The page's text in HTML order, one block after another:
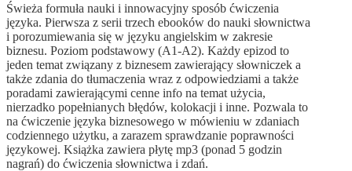
Świeża formuła nauki i innowacyjny sposób ćwiczenia
języka. Pierwsza z serii trzech ebooków do nauki słownictwa
i porozumiewania się w języku angielskim w zakresie
biznesu. Poziom podstawowy (A1-A2). Każdy epizod to
jeden temat związany z biznesem zawierający słowniczek a
także zdania do tłumaczenia wraz z odpowiedziami a także
poradami zawierającymi cenne info na temat użycia,
nierzadko popełnianych błędów, kolokacji i inne. Pozwala to
na ćwiczenie języka biznesowego w mówieniu w zdaniach
codziennego użytku, a zarazem sprawdzanie poprawności
językowej. Książka zawiera płytę mp3 (ponad 5 godzin
nagrań) do ćwiczenia słownictwa i zdań.